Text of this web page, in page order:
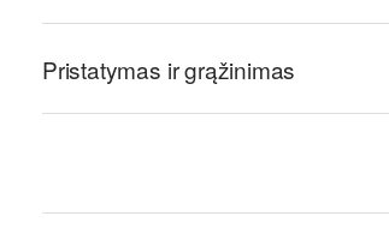
Pristatymas ir grąžinimas